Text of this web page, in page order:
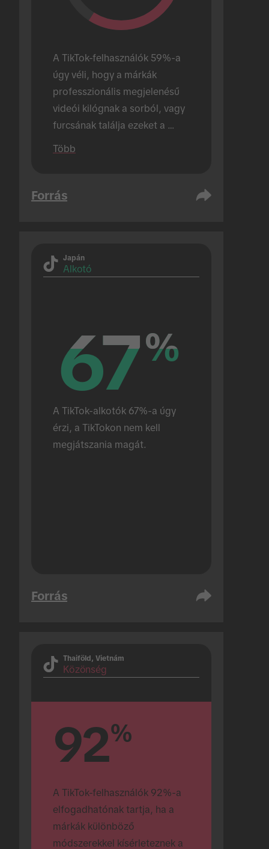
A TikTok-felhasználók 59%-a
úgy véli, hogy a márkák
professzionális megjelenésű
videói kilógnak a sorból, vagy
furcsának találja ezeket a
Több
Forrás
Japán
Alkotó
67%
67%
A TikTok-alkotók 67%-a úgy
érzi, a TikTokon nem kell
megjátszania magát.
Forrás
Thaiföld, Vietnám
Közönség
92%
A TikTok-felhasználók 92%-a
elfogadhatónak tartja, ha a
márkák különböző
módszerekkel kísérleteznek a